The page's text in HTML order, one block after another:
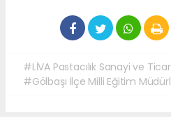
#LİVA Pastacılık Sanayi ve
#Gölbaşı İlçe Milli Eğitim